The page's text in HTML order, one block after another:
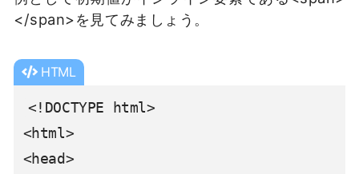
</span>を見てみましょう。
HTML
<!DOCTYPE html>
<html>
<head>